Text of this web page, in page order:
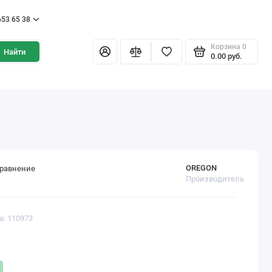
65 38
Найти
Корзина 0
0.00 pуб.
110973
OREGON
Производитель